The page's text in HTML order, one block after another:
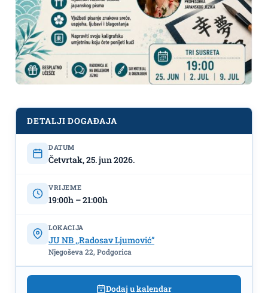
Besplatne radionice o umjetnosti
lijepog pisanja na japanskom jeziku
25. juna, 2. i 9. jula u NB ,,Radosav
Ljumović"
DETALJI DOGAĐAJA
DATUM
Četvrtak, 25. jun 2026.
VRIJEME
19:00h – 21:00h
LOKACIJA
JU NB ,,Radosav Ljumović”
Njegoševa 22, Podgorica
Dodaj u kalendar